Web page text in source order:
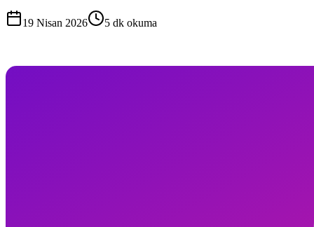
19 Nisan 2026 5 dk okuma